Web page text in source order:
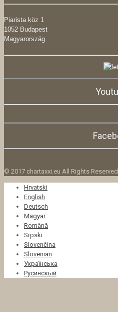
Piarista köz 1
1052 Budapest
Magyarország
© 2017 chartaxxi.eu All Rights
Hrvatski
English
Deutsch
Magyar
Română
Srpski
Slovenčina
Slovenian
Українська
Русинскый